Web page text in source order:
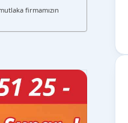
firmamızın